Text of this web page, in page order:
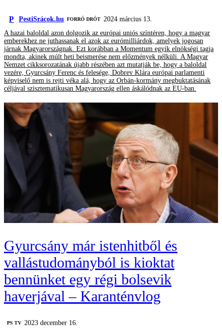
P PestiSrácok.hu FORRÓ DRÓT 2024 március 13.
A hazai baloldal azon dolgozik az európai uniós színtéren, hogy a magyar
emberekhez ne juthassanak el azok az eurómilliárdok, amelyek jogosan
járnak Magyarországnak. Ezt korábban a Momentum egyik elnökségi tagja
mondta, akinek múlt heti beismerése nem előzmények nélküli. A Magyar
Nemzet cikksorozatának újabb részében azt mutatják be, hogy a baloldal
vezére, Gyurcsány Ferenc és felesége, Dobrev Klára európai parlamenti
képviselő nem is rejti véka alá, hogy az Orbán-kormány megbuktatásának
céljával szisztematikusan Magyarország ellen áskálódnak az EU-ban.
Gyurcsány már istenhitből és
vallástudományból is kioktat
bennünket egy régi bolsevik
haverjával – Karanténvlog
PS TV 2023 december 16.